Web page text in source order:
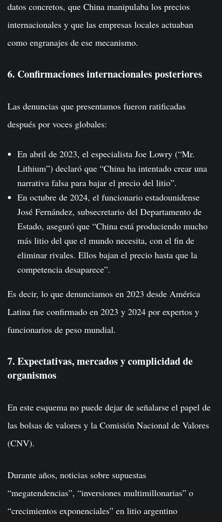
datos concretos, que China manipulaba los precios
internacionales y que las empresas locales actuaban
como engranajes de ese mecanismo.
6. Confirmaciones internacionales posteriores
Las denuncias que presentamos fueron ratificadas
después por voces globales:
En abril de 2023, el especialista Joe Lowry (“Mr.
Lithium”) declaró que “China ha intentado crear una
narrativa falsa para bajar el precio del litio”.
En octubre de 2024, el funcionario estadounidense
José Fernández, subsecretario del Departamento de
Estado, aseguró que “China está produciendo mucho
más litio del que el mundo necesita, con el fin de
eliminar rivales. Ellos bajan el precio hasta que la
competencia desaparece”.
Es decir, lo que denunciamos en 2023 desde América
Latina fue confirmado en 2023 y 2024 por expertos y
funcionarios de peso mundial.
7. Expectativas, mercados y complicidad de
organismos
En este esquema no puede dejar de señalarse el papel de
las bolsas de valores y la Comisión Nacional de Valores
(CNV).
Durante años, noticias sobre supuestas
“megatendencias”, “inversiones multimillonarias” o
“crecimientos exponenciales” en litio argentino